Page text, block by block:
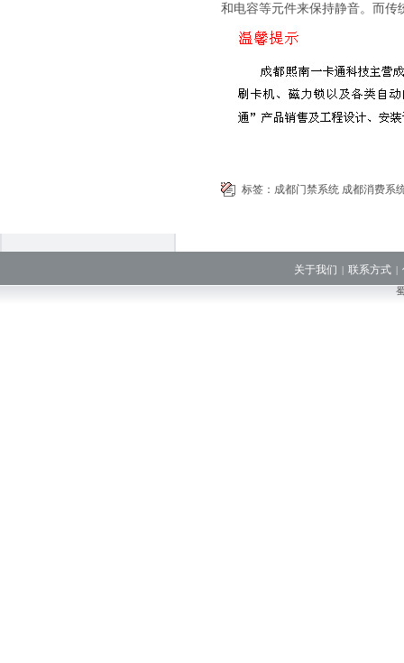
和电容等元件来保持静音。而
标签： 成都门禁系统 成都消费系
关于我们 | 联系方式 |